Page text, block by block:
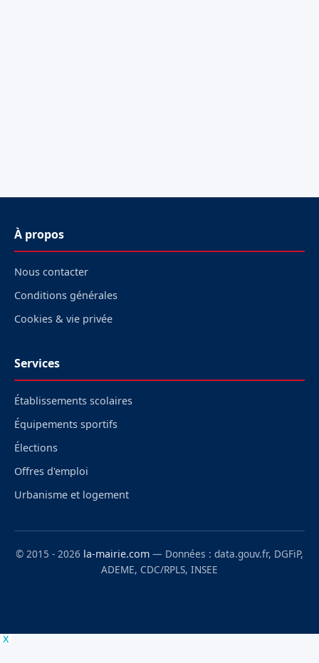
À propos
Nous contacter
Conditions générales
Cookies & vie privée
Services
Établissements scolaires
Équipements sportifs
Élections
Offres d'emploi
Urbanisme et logement
© 2015 - 2026 la-mairie.com — Données : data.gouv.fr, DGFiP,
ADEME, CDC/RPLS, INSEE
x